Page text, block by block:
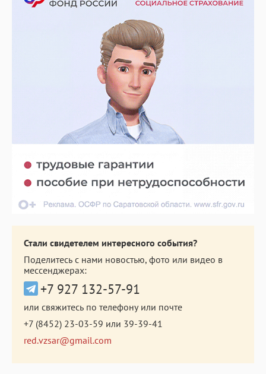
Стали свидетелем интересного события?
Поделитесь с нами новостью, фото или видео в
мессенджерах:
+7 927 132-57-91
или свяжитесь по телефону или почте
+7 (8452) 23-03-59 или 39-39-41
red.vzsar@gmail.com